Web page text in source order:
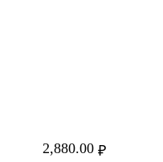
₽
2,880.00